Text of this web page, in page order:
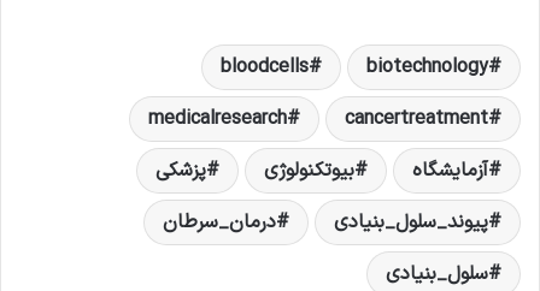
biotechnology
bloodcells
cancertreatment
medicalresearch
آزمایشگاه
بیوتکنولوژی
پزشکی
پیوند_سلول_بنیادی
درمان_سرطان
سلول_بنیادی